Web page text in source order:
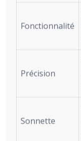
Fonctionnalité
Précision
Sonnette